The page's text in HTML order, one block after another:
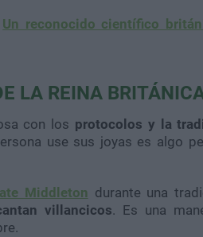
Un reconocido científico
LA REINA
con los protocolos y la
use sus joyas es algo
Middleton durante una
villancicos. Es una